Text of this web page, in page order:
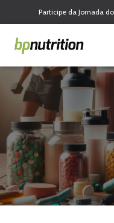
Participe da Jornada